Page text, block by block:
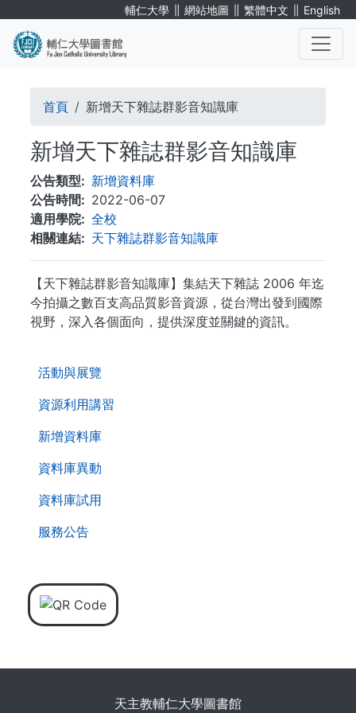
輔仁大學 ∥ 網站地圖 ∥ 繁體中文 ∥ English
活動與展覽
資源利用講習
新增資料庫
資料庫異動
資料庫試用
服務公告
導
航
連
結
首頁 新增天下雜誌群影音知識庫
新增天下雜誌群影音知識庫
公告類型
新增資料庫
公告時間
2022-06-07
適用學院
全校
相關連結
天下雜誌群影音知識庫
【天下雜誌群影音知識庫】集結天下雜誌 2006 年迄
今拍攝之數百支高品質影音資源，從台灣出發到國際
視野，深入各個面向，提供深度並關鍵的資訊。
天主教輔仁大學圖書館